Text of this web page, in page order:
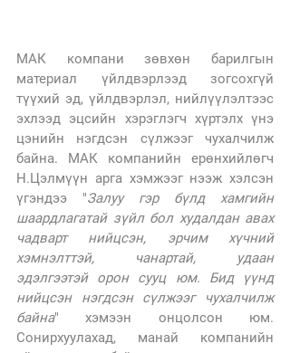
МАК компани зөвхөн барилгын
материал үйлдвэрлээд зогсохгүй
түүхий эд, үйлдвэрлэл, нийлүүлэлтээс
эхлээд эцсийн хэрэглэгч хүртэлх үнэ
цэнийн нэгдсэн сүлжээг чухалчилж
байна. МАК компанийн ерөнхийлөгч
Н.Цэлмүүн арга хэмжээг нээж хэлсэн
үгэндээ "Залуу гэр бүлд хамгийн
шаардлагатай зүйл бол худалдан авах
чадварт нийцсэн, эрчим хүчний
хэмнэлттэй, чанартай, удаан
эдэлгээтэй орон сууц юм. Бид үүнд
нийцсэн нэгдсэн сүлжээг чухалчилж
байна" хэмээн онцолсон юм.
Сонирхуулахад, манай компанийн